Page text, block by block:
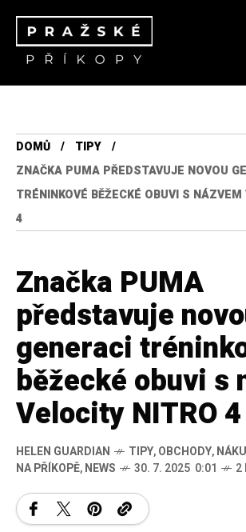
DOMŮ
TIPY
ZNAČKA PUMA PŘEDSTAVUJE NOVOU
TRÉNINKOVÉ BĚŽECKÉ OBUVI S
4
Značka PUMA
představuje
generaci
běžecké obuvi s
Velocity NITRO 4
HELEN GUARDIAN TIPY,OBCHODY,
NA PŘÍKOPĚ,NEWS 30. 7. 2025 0:01 2